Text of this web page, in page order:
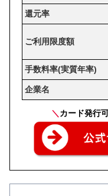
還元率
ご利用限度額
手数料率(実質年率)
企業名
＼カード発行